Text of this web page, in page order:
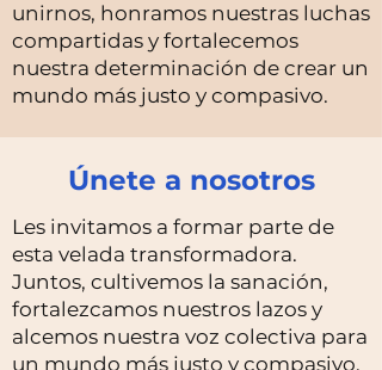
unirnos, honramos nuestras luchas
compartidas y fortalecemos
nuestra determinación de crear un
mundo más justo y compasivo.
Únete a nosotros
Les invitamos a formar parte de
esta velada transformadora.
Juntos, cultivemos la sanación,
fortalezcamos nuestros lazos y
alcemos nuestra voz colectiva para
un mundo más justo y compasivo.